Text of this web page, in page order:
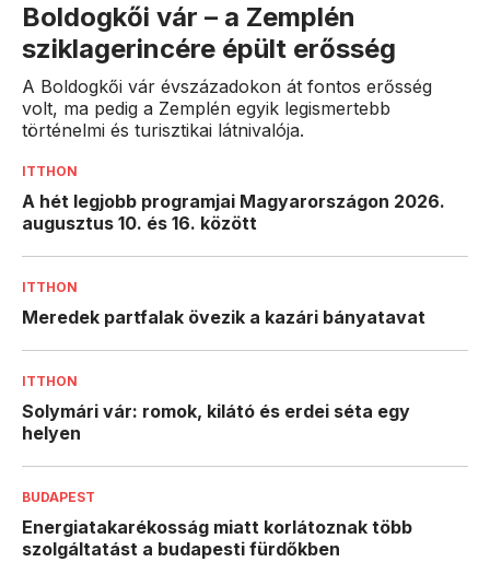
Boldogkői vár – a Zemplén
sziklagerincére épült erősség
A Boldogkői vár évszázadokon át fontos erősség
volt, ma pedig a Zemplén egyik legismertebb
történelmi és turisztikai látnivalója.
ITTHON
A hét legjobb programjai Magyarországon 2026.
augusztus 10. és 16. között
ITTHON
Meredek partfalak övezik a kazári bányatavat
ITTHON
Solymári vár: romok, kilátó és erdei séta egy
helyen
BUDAPEST
Energiatakarékosság miatt korlátoznak több
szolgáltatást a budapesti fürdőkben